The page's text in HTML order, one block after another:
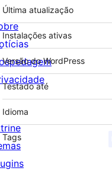
Última atualização
Instalações ativas
Versão do WordPress
Testado até
Idioma
Tags